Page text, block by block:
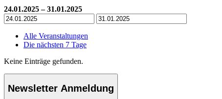
24.01.2025 – 31.01.2025
Alle Veranstaltungen
Die nächsten 7 Tage
Keine Einträge gefunden.
Newsletter Anmeldung